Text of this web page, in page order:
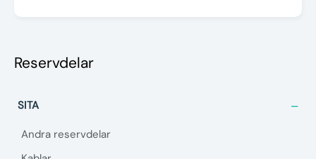
SITA
Andra reservdelar
Reservdelar